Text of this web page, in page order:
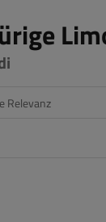
Relevanz